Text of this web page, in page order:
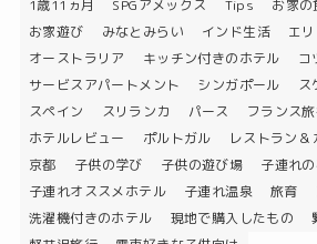
1歳11ヵ月
SPGアメックス Tips お家の
お家遊び
みなとみらい インド生活 エ
オーストラリア
キッチン付きのホテル
コ
サービスアパートメント
シンガポール
ス
スペイン
スリランカ パース フランス
ホテルレビュー
ポルトガル レストラン＆
京都
子供の学び 子供の遊び場
子連れ
子連れオススメホテル
子連れ温泉 旅育
洗濯機付きのホテル
現地で購入したもの